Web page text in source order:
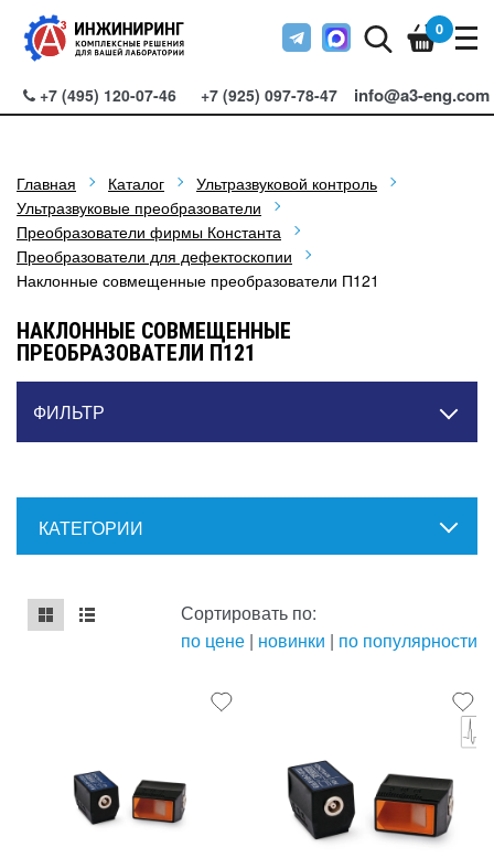
+7 (495) 120-07-46 +7 (925) 097-78-47 info@a3-eng.com
0
Главная Каталог
Ультразвуковой контроль
Ультразвуковые преобразователи
Преобразователи фирмы Константа
Преобразователи для дефектоскопии
Наклонные совмещенные преобразователи П121
НАКЛОННЫЕ СОВМЕЩЕННЫЕ
ПРЕОБРАЗОВАТЕЛИ П121
ФИЛЬТР
КАТЕГОРИИ
mse2_chunk_default
mse2_chunk_alternate
Сортировать по:
по цене | новинки | по популярности